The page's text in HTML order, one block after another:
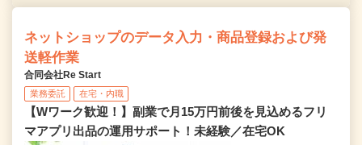
ネットショップのデータ入力・商品登録および発
送軽作業
合同会社Re Start
業務委託 在宅・内職
【Wワーク歓迎！】副業で月15万円前後を見込めるフリ
マアプリ出品の運用サポート！未経験／在宅OK